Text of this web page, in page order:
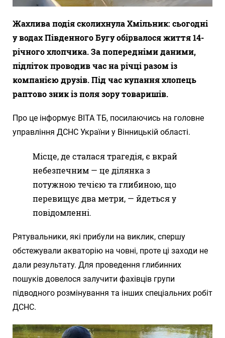
Жахлива подія сколихнула Хмільник: сьогодні
у водах Південного Бугу обірвалося життя 14-
річного хлопчика. За попередніми даними,
підліток проводив час на річці разом із
компанією друзів. Під час купання хлопець
раптово зник із поля зору товаришів.
Про це інформує ВІТА ТБ, посилаючись на головне
управління ДСНС України у Вінницькій області.
Місце, де сталася трагедія, є вкрай
небезпечним — це ділянка з
потужною течією та глибиною, що
перевищує два метри, — йдеться у
повідомленні.
Рятувальники, які прибули на виклик, спершу
обстежували акваторію на човні, проте ці заходи не
дали результату. Для проведення глибинних
пошуків довелося залучити фахівців групи
підводного розмінування та інших спеціальних робіт
ДСНС.